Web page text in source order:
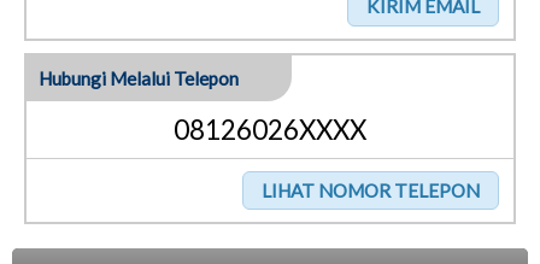
Hubungi Melalui Telepon
08126026XXXX